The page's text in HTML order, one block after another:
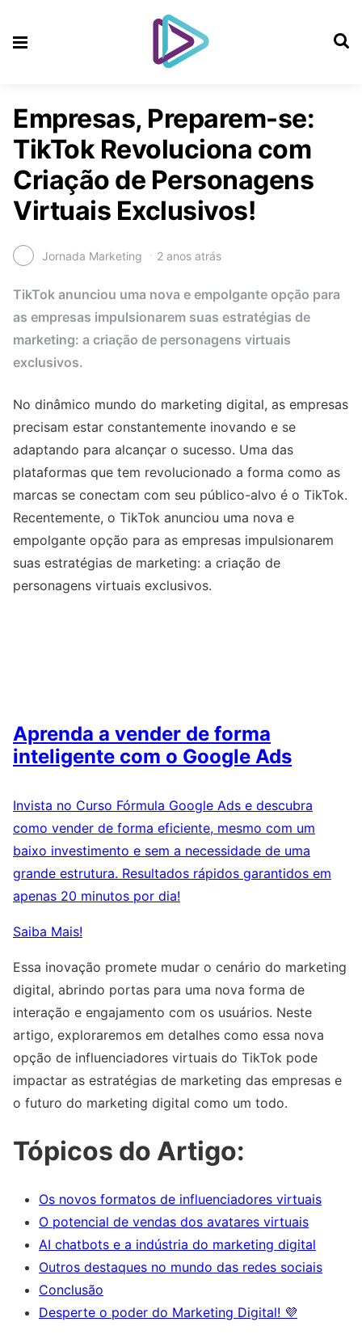
Empresas, Preparem-se:
TikTok Revoluciona com
Criação de Personagens
Virtuais Exclusivos!
Jornada Marketing 2 anos atrás
TikTok anunciou uma nova e empolgante opção para
as empresas impulsionarem suas estratégias de
marketing: a criação de personagens virtuais
exclusivos.
No dinâmico mundo do marketing digital, as empresas
precisam estar constantemente inovando e se
adaptando para alcançar o sucesso. Uma das
plataformas que tem revolucionado a forma como as
marcas se conectam com seu público-alvo é o TikTok.
Recentemente, o TikTok anunciou uma nova e
empolgante opção para as empresas impulsionarem
suas estratégias de marketing: a criação de
personagens virtuais exclusivos.
Aprenda a vender de forma
inteligente com o Google Ads
Invista no Curso Fórmula Google Ads e descubra
como vender de forma eficiente, mesmo com um
baixo investimento e sem a necessidade de uma
grande estrutura. Resultados rápidos garantidos em
apenas 20 minutos por dia!
Saiba Mais!
Essa inovação promete mudar o cenário do marketing
digital, abrindo portas para uma nova forma de
interação e engajamento com os usuários. Neste
artigo, exploraremos em detalhes como essa nova
opção de influenciadores virtuais do TikTok pode
impactar as estratégias de marketing das empresas e
o futuro do marketing digital como um todo.
Tópicos do Artigo:
Os novos formatos de influenciadores virtuais
O potencial de vendas dos avatares virtuais
AI chatbots e a indústria do marketing digital
Outros destaques no mundo das redes sociais
Conclusão
Desperte o poder do Marketing Digital! 💜